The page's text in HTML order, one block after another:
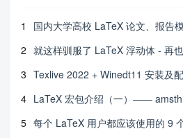
1
国内大学高校 LaTeX 论文、报告
2 就这样驯服了 LaTeX 浮动体 - 再
3 Texlive 2022 + Winedt11 安装及
4 LaTeX 宏包介绍（一）——
5 每个 LaTeX 用户都应该使用的 9